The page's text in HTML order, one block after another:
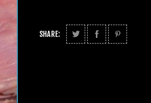
SHARE: